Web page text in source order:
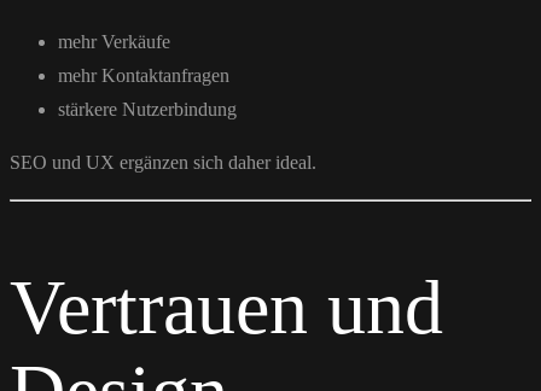
mehr Verkäufe
mehr Kontaktanfragen
stärkere Nutzerbindung
SEO und UX ergänzen sich daher ideal.
Vertrauen und